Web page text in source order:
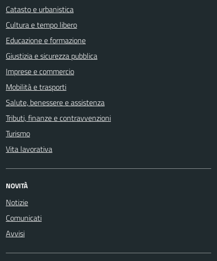
Catasto e urbanistica
Cultura e tempo libero
Educazione e formazione
Giustizia e sicurezza pubblica
Imprese e commercio
Mobilità e trasporti
Salute, benessere e assistenza
Tributi, finanze e contravvenzioni
Turismo
Vita lavorativa
NOVITÀ
Notizie
Comunicati
Avvisi